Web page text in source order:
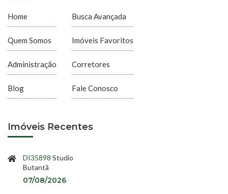
Home
Quem Somos
Administração
Blog
Busca Avançada
Imóveis Favoritos
Corretores
Fale Conosco
Imóveis Recentes
DI35898 Studio
Butantã
07/08/2026